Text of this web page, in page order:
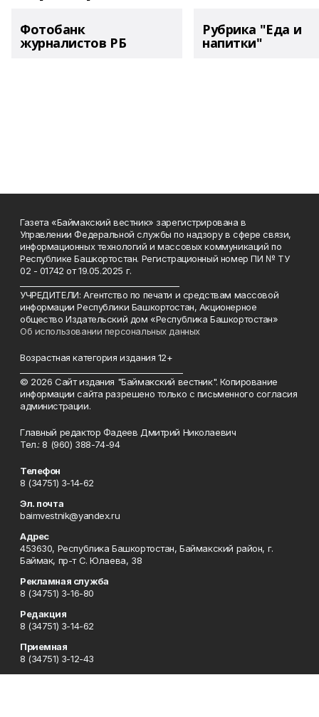
Фотобанк
журналистов РБ
Рубрика "Еда и
напитки"
Газета «Баймакский вестник» зарегистрирована в
Управлении Федеральной службы по надзору в сфере связи,
информационных технологий и массовых коммуникаций по
Республике Башкортостан. Регистрационный номер ПИ № ТУ
02 - 01742 от 19.05.2025 г.
УЧРЕДИТЕЛИ: Агентство по печати и средствам массовой
информации Республики Башкортостан, Акционерное
общество Издательский дом «Республика Башкортостан»
Об использовании персональных данных
Возрастная категория издания 12+
© 2026 Сайт издания "Баймакский вестник". Копирование
информации сайта разрешено только с письменного согласия
администрации.
Главный редактор Фадеев Дмитрий Николаевич
Тел.: 8 (960) 388-74-94
Телефон
8 (34751) 3-14-62
Эл. почта
baimvestnik@yandex.ru
Адрес
453630, Республика Башкортостан, Баймакский район, г.
Баймак, пр-т С. Юлаева, 38
Рекламная служба
8 (34751) 3-16-80
Редакция
8 (34751) 3-14-62
Приемная
8 (34751) 3-12-43